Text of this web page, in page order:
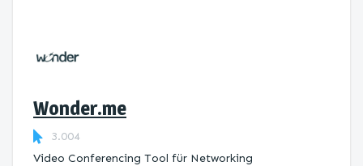
Wonder.me
3.004
Video Conferencing Tool für Networking